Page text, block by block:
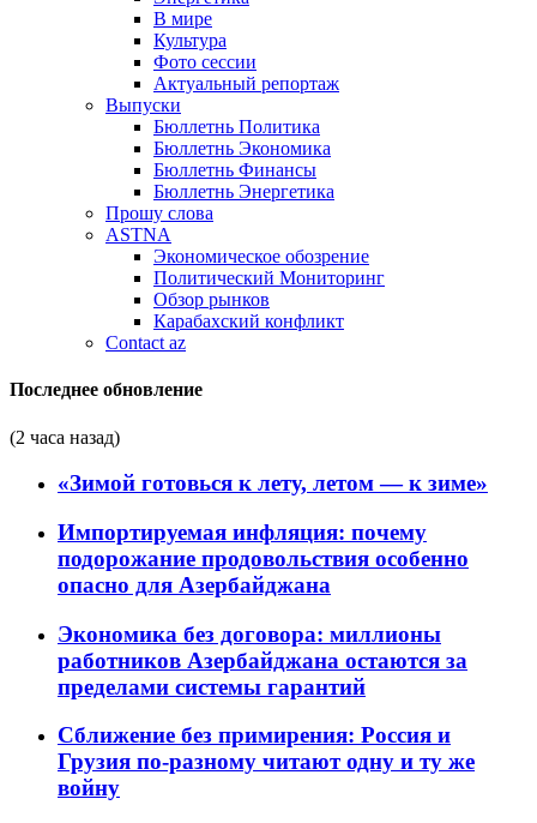
В мире
Культура
Фото сессии
Актуальный репортаж
Выпуски
Бюллетнь Политика
Бюллетнь Экономика
Бюллетнь Финансы
Бюллетнь Энергетика
Прошу слова
ASTNA
Экономическое обозрение
Политический Мониторинг
Обзор рынков
Карабахский конфликт
Contact az
Последнее обновление
(2 часа назад)
«Зимой готовься к лету, летом — к зиме»
Импортируемая инфляция: почему
подорожание продовольствия особенно
опасно для Азербайджана
Экономика без договора: миллионы
работников Азербайджана остаются за
пределами системы гарантий
Сближение без примирения: Россия и
Грузия по-разному читают одну и ту же
войну